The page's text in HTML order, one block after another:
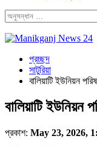
প্রচ্ছদ
সাটুরিয়া
বালিয়াটি ইউনিয়ন
বালিয়াটি ইউনিয়ন
প্রকাশ: May 23, 2026,